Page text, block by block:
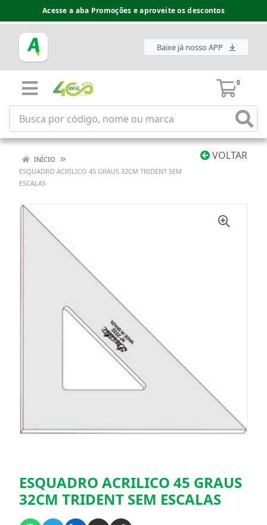
Acesse a aba Promoções e aproveite os descontos
Baixe já nosso APP
0
VOLTAR
INÍCIO
ESQUADRO ACRILICO 45 GRAUS 32CM TRIDENT SEM
ESCALAS
ESQUADRO ACRILICO 45 GRAUS
32CM TRIDENT SEM ESCALAS